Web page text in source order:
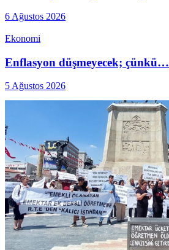
6 Ağustos 2026
Ekonomi
Enflasyon düşmeyecek; çünkü…
5 Ağustos 2026